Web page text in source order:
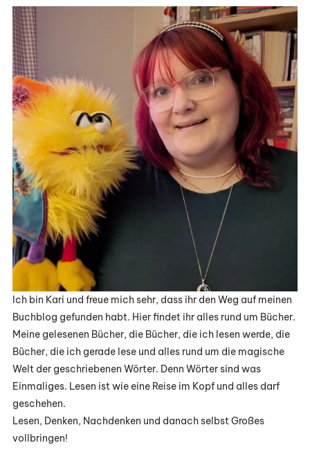
Ich bin Kari und freue mich sehr, dass ihr den Weg auf meinen
Buchblog gefunden habt. Hier findet ihr alles rund um Bücher.
Meine gelesenen Bücher, die Bücher, die ich lesen werde, die
Bücher, die ich gerade lese und alles rund um die magische
Welt der geschriebenen Wörter. Denn Wörter sind was
Einmaliges. Lesen ist wie eine Reise im Kopf und alles darf
geschehen.
Lesen, Denken, Nachdenken und danach selbst Großes
vollbringen!